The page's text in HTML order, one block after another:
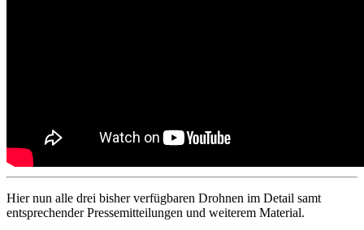
Hier nun alle drei bisher verfügbaren Drohnen im Detail samt
entsprechender Pressemitteilungen und weiterem Material.